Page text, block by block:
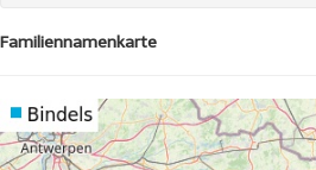
Familiennamenkarte